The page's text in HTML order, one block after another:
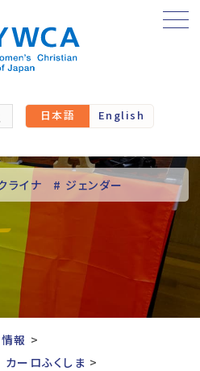
日本語 English
ライナ # ジェンダー
チャル訪問
# 国際協力
YWCA
本大震災被災者支援
女性のリーダーシップ
報
カーロふくしま